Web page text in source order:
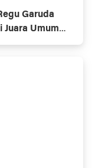
Garuda
Juara Umum